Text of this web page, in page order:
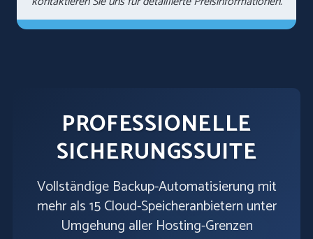
PROFESSIONELLE
SICHERUNGSSUITE
Vollständige Backup-Automatisierung mit
mehr als 15 Cloud-Speicheranbietern unter
Umgehung aller Hosting-Grenzen